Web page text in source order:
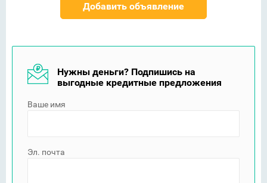
Добавить объявление
Нужны деньги? Подпишись на
выгодные кредитные предложения
Ваше имя
Эл. почта